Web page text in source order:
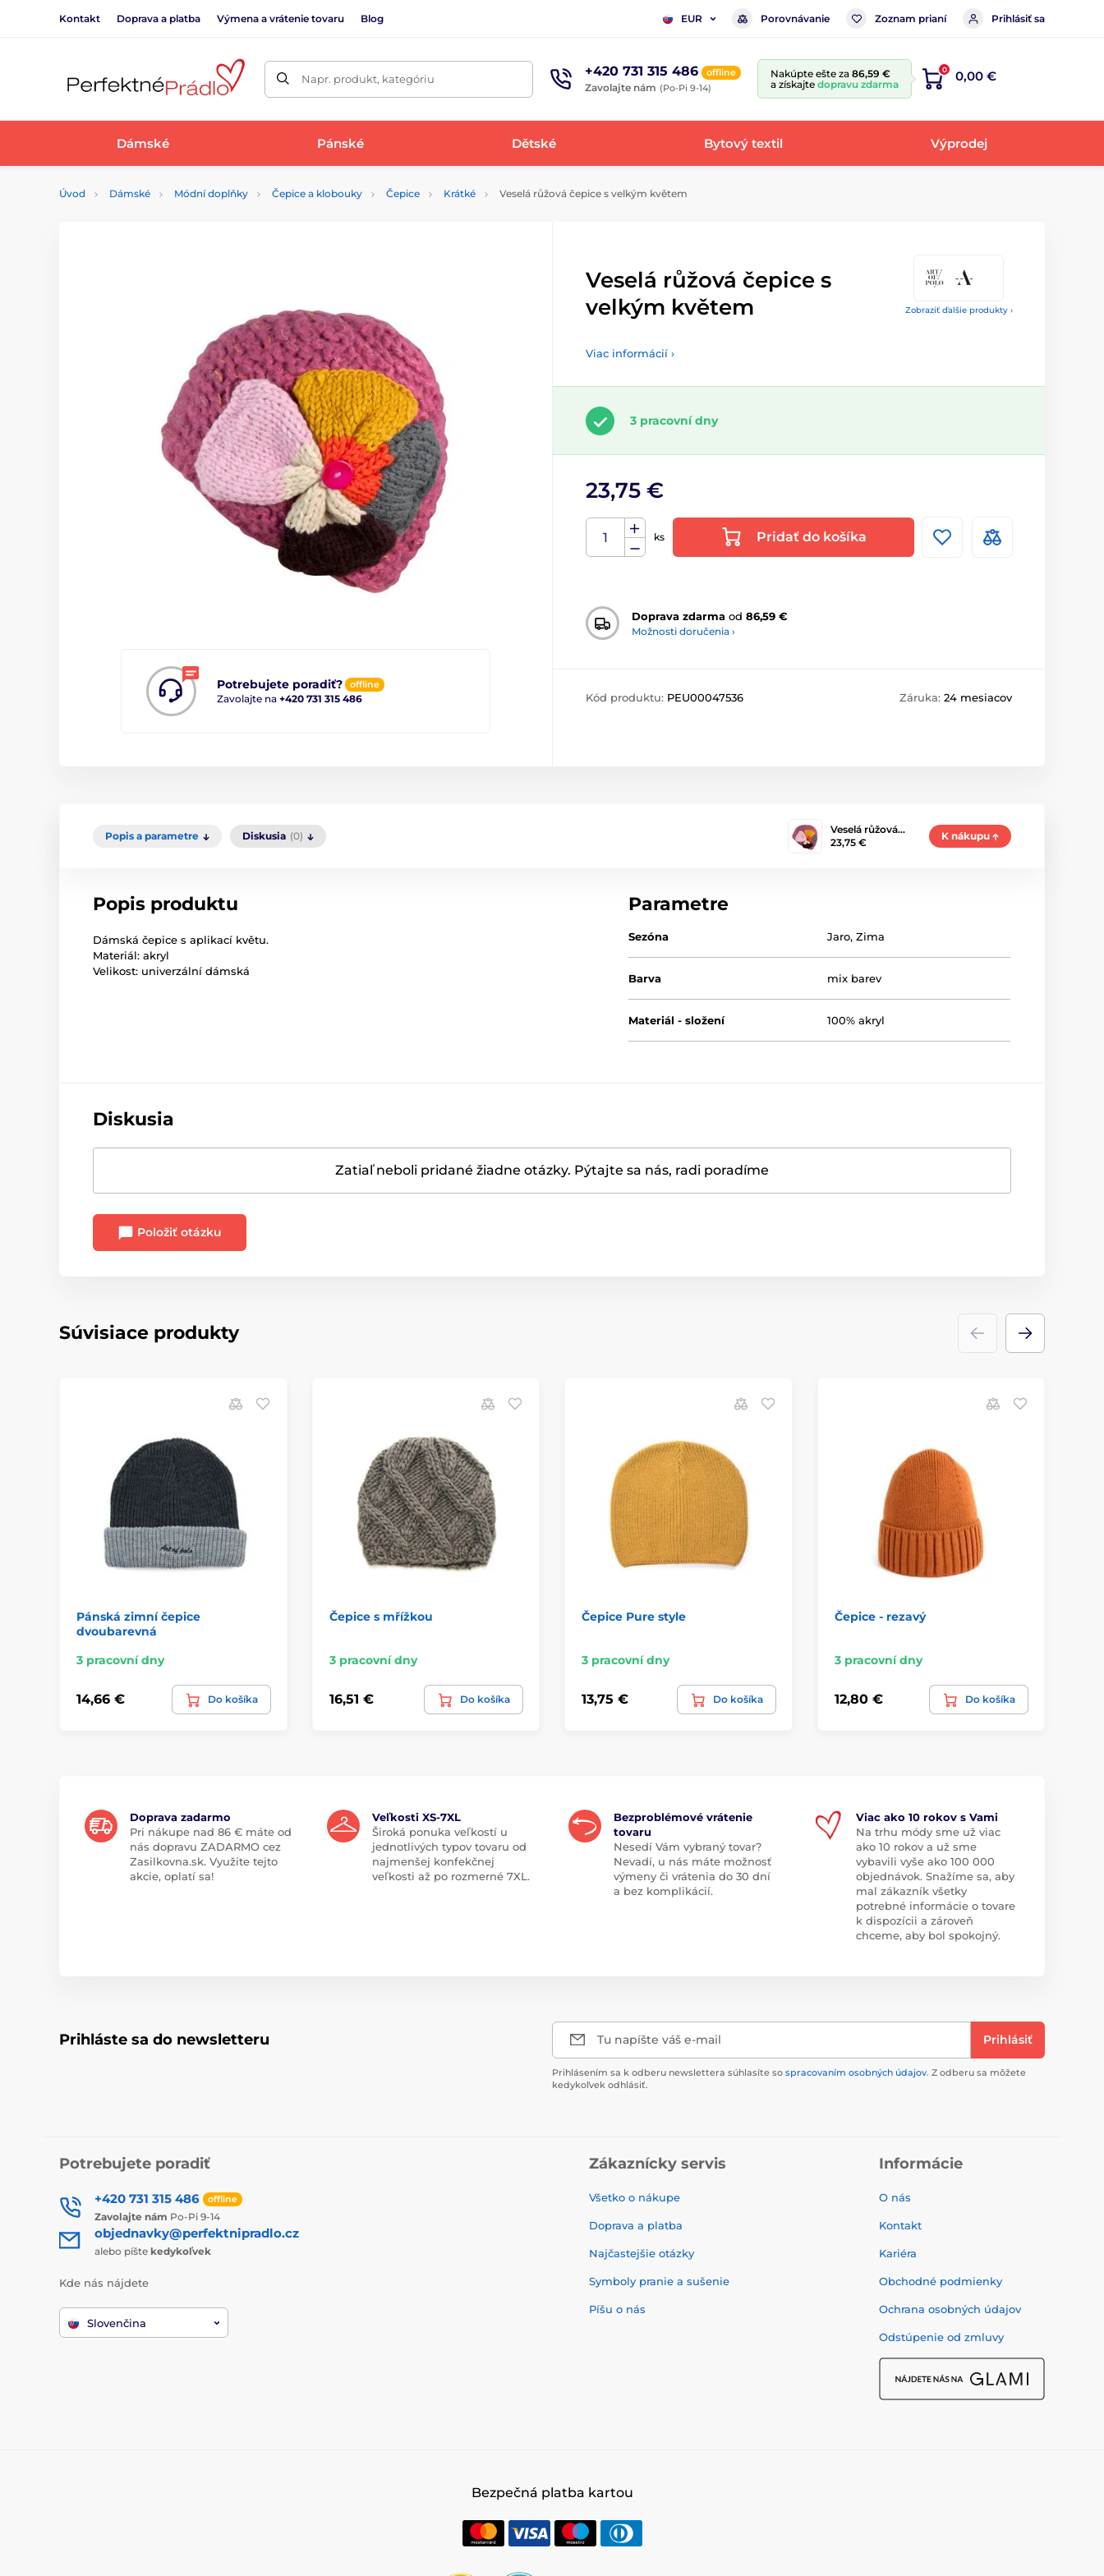
Kontakt Doprava a platba Výmena a vrátenie tovaru Blog EUR Porovnávanie Zoznam prianí Prihlásiť sa
Napr. produkt, kategóriu +420 731 315 486 offline
Zavolajte nám (Po-Pi 9-14)
Nakúpte ešte za 86,59 €
a získajte dopravu zdarma
0 0,00 €
Dámské Pánské Dětské Bytový textil Výprodej
Úvod Dámské Módní doplňky Čepice a klobouky Čepice Krátké Veselá růžová čepice s velkým květem
Zobraziť ďalšie produkty ›
Potrebujete poradiť? offline
Zavolajte na +420 731 315 486
Veselá růžová čepice s
velkým květem
Viac informácií ›
3 pracovní dny
23,75 €
ks Pridať do košíka
Doprava zdarma od 86,59 €
Možnosti doručenia ›
Kód produktu: PEU00047536 Záruka: 24 mesiacov
Popis a parametre Diskusia (0)
Veselá růžová…
23,75 €
K nákupu
Popis produktu
Dámská čepice s aplikací květu.
Materiál: akryl
Velikost: univerzální dámská
Parametre
Sezóna Jaro,Zima
Barva mix barev
Materiál - složení 100% akryl
Diskusia
Zatiaľ neboli pridané žiadne otázky. Pýtajte sa nás, radi poradíme
Položiť otázku
Súvisiace produkty
Pánská zimní čepice
dvoubarevná
3 pracovní dny
14,66 € Do košíka
Čepice s mřížkou
3 pracovní dny
16,51 € Do košíka
Čepice Pure style
3 pracovní dny
13,75 € Do košíka
Čepice - rezavý
3 pracovní dny
12,80 € Do košíka
Doprava zadarmo
Pri nákupe nad 86 € máte od
nás dopravu ZADARMO cez
Zasilkovna.sk. Využite tejto
akcie, oplatí sa!
Veľkosti XS-7XL
Široká ponuka veľkostí u
jednotlivých typov tovaru od
najmenšej konfekčnej
veľkosti až po rozmerné 7XL.
Bezproblémové vrátenie
tovaru
Nesedí Vám vybraný tovar?
Nevadí, u nás máte možnosť
výmeny či vrátenia do 30 dní
a bez komplikácií.
Viac ako 10 rokov s Vami
Na trhu módy sme už viac
ako 10 rokov a už sme
vybavili vyše ako 100 000
objednávok. Snažíme sa, aby
mal zákazník všetky
potrebné informácie o tovare
k dispozícii a zároveň
chceme, aby bol spokojný.
Prihláste sa do newsletteru Tu napíšte váš e-mail Prihlásiť
Prihlásením sa k odberu newslettera súhlasíte so spracovaním osobných údajov. Z odberu sa môžete
kedykoľvek odhlásiť.
Potrebujete poradiť
+420 731 315 486 offline
Zavolajte nám Po-Pi 9-14
objednavky@perfektnipradlo.cz
alebo píšte kedykoľvek
Kde nás nájdete
Slovenčina
Zákaznícky servis
Všetko o nákupe
Doprava a platba
Najčastejšie otázky
Symboly pranie a sušenie
Píšu o nás
Informácie
O nás
Kontakt
Kariéra
Obchodné podmienky
Ochrana osobných údajov
Odstúpenie od zmluvy
Bezpečná platba kartou